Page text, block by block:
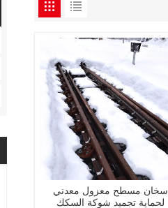
سخان مسطح معزول معدني
لحماية تجميد شوكة السكك